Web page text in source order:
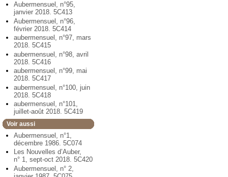
Aubermensuel, n°95,
janvier 2018. 5C413
Aubermensuel, n°96,
février 2018. 5C414
aubermensuel, n°97, mars
2018. 5C415
aubermensuel, n°98, avril
2018. 5C416
aubermensuel, n°99, mai
2018. 5C417
aubermensuel, n°100, juin
2018. 5C418
aubermensuel, n°101,
juillet-août 2018. 5C419
Voir aussi
Aubermensuel, n°1,
décembre 1986. 5C074
Les Nouvelles d’Auber,
n° 1, sept-oct 2018. 5C420
Aubermensuel, n° 2,